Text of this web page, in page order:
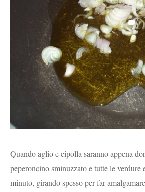
Quando aglio e cipolla saranno appena
peperoncino sminuzzato e tutte le verdure
minuto, girando spesso per far